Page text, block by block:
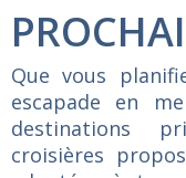
Que vous
escapade en
destinations
croisières